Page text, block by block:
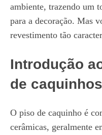
ambiente, trazendo um
para a decoração. Mas
revestimento tão
Introdução
de caquinhos
O piso de caquinho é
cerâmicas, geralmente